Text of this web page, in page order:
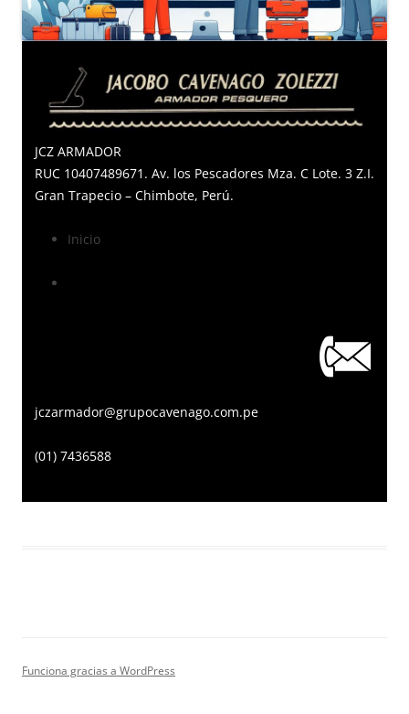
JCZ ARMADOR
RUC 10407489671. Av. los Pescadores Mza. C Lote. 3 Z.I.
Gran Trapecio – Chimbote, Perú.
Inicio
jczarmador@grupocavenago.com.pe
(01) 7436588
Funciona gracias a WordPress